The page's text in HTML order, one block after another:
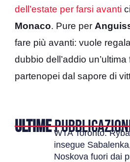
dell’estate per farsi avanti
Monaco. Pure per
fare più avanti: vuole
dubbio dell’addio
partenopei dal sapore di
ULTIMEWTA Toronto:
insegue
Noskova fuori dai